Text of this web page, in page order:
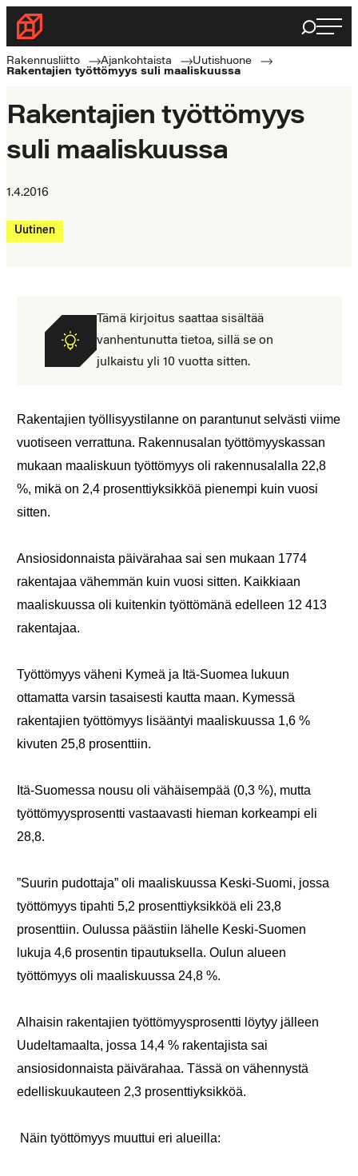
Siirry
suoraan
sisältöön
Rakennusliitto
Rakennusalan
ammattilaisten
Haku
Rakennusliitto Ajankohtaista
Uutishuone
Rakentajien työttömyys suli maaliskuussa
Rakentajien työttömyys
suli maaliskuussa
1.4.2016
Uutinen
Tämä kirjoitus saattaa sisältää
vanhentunutta tietoa, sillä se on
julkaistu yli 10 vuotta sitten.
Rakentajien työllisyystilanne on parantunut selvästi viime
vuotiseen verrattuna. Rakennusalan työttömyyskassan
mukaan maaliskuun työttömyys oli rakennusalalla 22,8
%, mikä on 2,4 prosenttiyksikköä pienempi kuin vuosi
sitten.
Ansiosidonnaista päivärahaa sai sen mukaan 1774
rakentajaa vähemmän kuin vuosi sitten. Kaikkiaan
maaliskuussa oli kuitenkin työttömänä edelleen 12 413
rakentajaa.
Työttömyys väheni Kymeä ja Itä-Suomea lukuun
ottamatta varsin tasaisesti kautta maan. Kymessä
rakentajien työttömyys lisääntyi maaliskuussa 1,6 %
kivuten 25,8 prosenttiin.
Itä-Suomessa nousu oli vähäisempää (0,3 %), mutta
työttömyysprosentti vastaavasti hieman korkeampi eli
28,8.
”Suurin pudottaja” oli maaliskuussa Keski-Suomi, jossa
työttömyys tipahti 5,2 prosenttiyksikköä eli 23,8
prosenttiin. Oulussa päästiin lähelle Keski-Suomen
lukuja 4,6 prosentin tipautuksella. Oulun alueen
työttömyys oli maaliskuussa 24,8 %.
Alhaisin rakentajien työttömyysprosentti löytyy jälleen
Uudeltamaalta, jossa 14,4 % rakentajista sai
ansiosidonnaista päivärahaa. Tässä on vähennystä
edelliskuukauteen 2,3 prosenttiyksikköä.
Näin työttömyys muuttui eri alueilla: